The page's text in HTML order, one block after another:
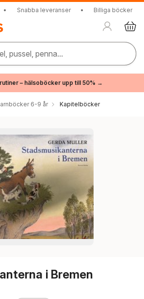
• Snabba leveranser • Billiga böcker
pussel, penna...
– hälsoböcker upp till 50% →
6-9 år Kapitelböcker
i Bremen